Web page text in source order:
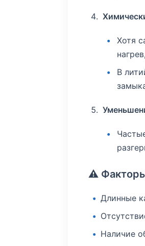
Хотя
В
⚠️
Длинные
Наличие